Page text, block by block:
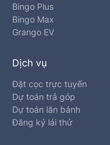
Bingo Plus
Bingo Max
Grango EV
Dịch vụ
Đặt cọc trực tuyến
Dự toán trả góp
Dự toán lăn bánh
Đăng ký lái thử